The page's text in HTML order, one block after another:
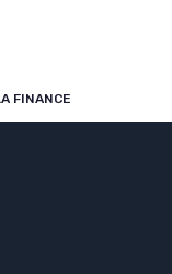
FINANCE